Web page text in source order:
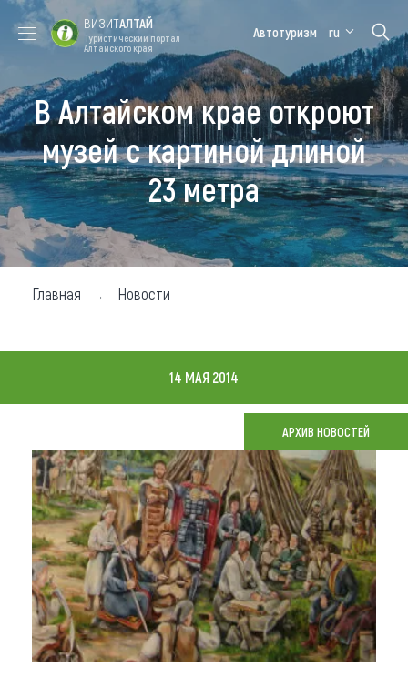
Форум VISIT
ALTAI
Цветение
маральника
Медицинский
форум
Алтайская
зимовка
Туры
Где побывать
Чем заняться
Новости
О регионе
Коллекция впечатлений
Другие рубрики
ВИЗИТАЛТАЙ
Туристический портал
Алтайского края
Автотуризм ru
В Алтайском крае откроют
музей с картиной длиной
23 метра
Главная Новости
14 МАЯ 2014
АРХИВ НОВОСТЕЙ